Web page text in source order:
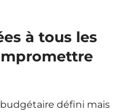
à tous les
défini mais